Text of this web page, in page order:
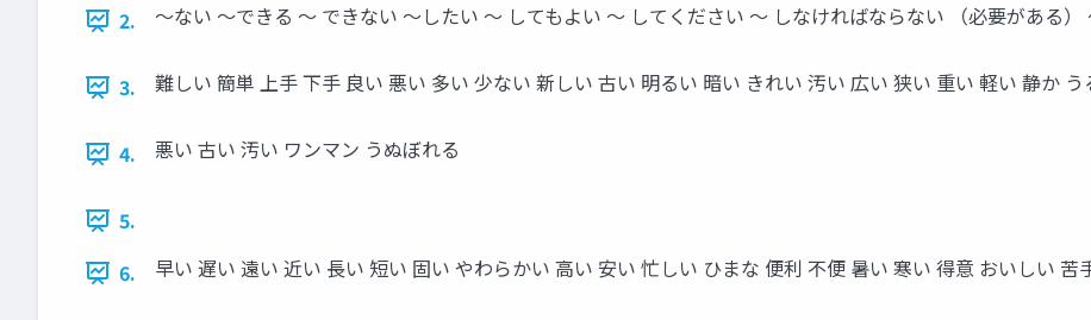
2.
～ない ～できる ～ できない ～したい ～ してもよい ～ してください ～ しなければならない （必要がある）
3. 難しい 簡単 上手 下手 良い 悪い 多い 少ない 新しい 古い 明るい 暗い きれい 汚い 広い 狭い 重い 軽い 静か う
4. 悪い 古い 汚い ワンマン うぬぼれる
5.
6.
早い 遅い 遠い 近い 長い 短い 固い やわらかい 高い 安い 忙しい ひまな 便利 不便 暑い 寒い 得意 おいしい 苦